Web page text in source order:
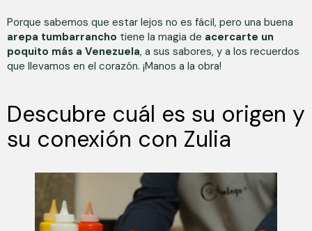
Porque sabemos que estar lejos no es fácil, pero una buena
arepa tumbarrancho tiene la magia de acercarte un
poquito más a Venezuela, a sus sabores, y a los recuerdos
que llevamos en el corazón. ¡Manos a la obra!
Descubre cuál es su origen y
su conexión con Zulia